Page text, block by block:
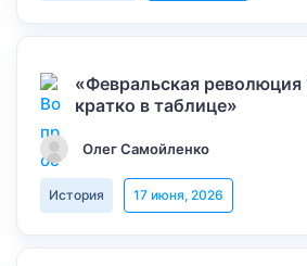
«Февральская революция
кратко в таблице»
Олег Самойленко
История 17 июня, 2026